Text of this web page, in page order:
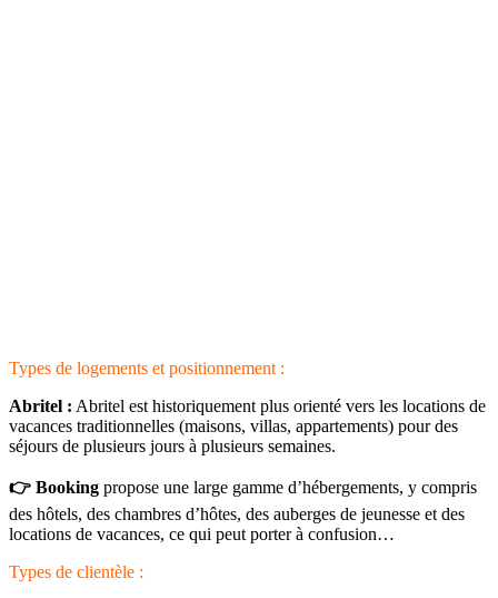
Types de logements et positionnement :
Abritel : Abritel est historiquement plus orienté vers les locations de
vacances traditionnelles (maisons, villas, appartements) pour des
séjours de plusieurs jours à plusieurs semaines.
👉 Booking propose une large gamme d’hébergements, y compris
des hôtels, des chambres d’hôtes, des auberges de jeunesse et des
locations de vacances, ce qui peut porter à confusion…
Types de clientèle :